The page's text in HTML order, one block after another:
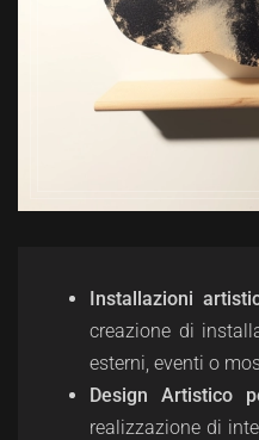
Installazioni
creazione di
esterni, eventi o
Design Artistico
realizzazione di